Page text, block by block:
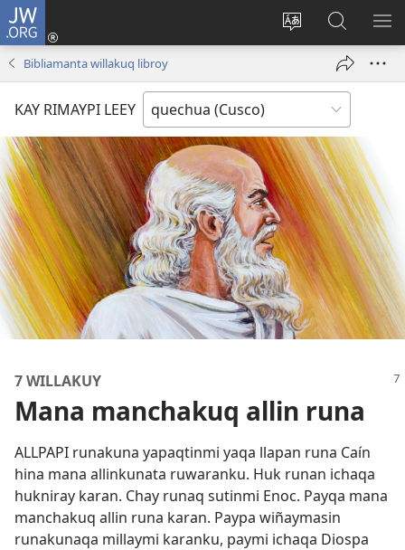
JW.ORG
Direccionpi
Sutiykiwan
jaykuy
nueva
JW.ORG
nisqapi
maskhay
Bibliamanta willakuq libroy
KAY RIMAYPI LEEY
7 WILLAKUY
Mana manchakuq allin runa
ALLPAPI runakuna yapaqtinmi yaqa llapan runa Caín
hina mana allinkunata ruwaranku. Huk runan ichaqa
hukniray karan. Chay runaq sutinmi Enoc. Payqa mana
manchakuq allin runa karan. Paypa wiñaymasin
runakunaqa millaymi karanku, paymi ichaqa Diospa